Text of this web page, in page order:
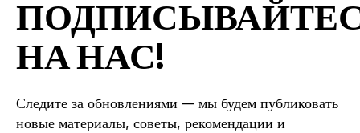
НА НАС!
Следите за обновлениями — мы будем публиковать
новые материалы, советы, рекомендации и